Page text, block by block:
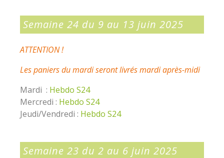
Semaine 24 du 9 au 13 juin 2025
ATTENTION !
Les paniers du mardi seront livrés mardi après-midi
Mardi : Hebdo S24
Mercredi : Hebdo S24
Jeudi/Vendredi : Hebdo S24
Semaine 23 du 2 au 6 juin 2025